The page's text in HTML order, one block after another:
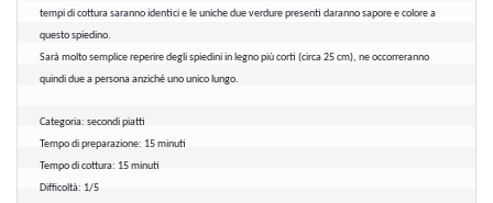
tempi di cottura saranno identici e le uniche due verdure presenti daranno sapore e colore a
questo spiedino.
Sarà molto semplice reperire degli spiedini in legno più corti (circa 25 cm), ne occorreranno
quindi due a persona anziché uno unico lungo.
Categoria: secondi piatti
Tempo di preparazione: 15 minuti
Tempo di cottura: 15 minuti
Difficoltà: 1/5